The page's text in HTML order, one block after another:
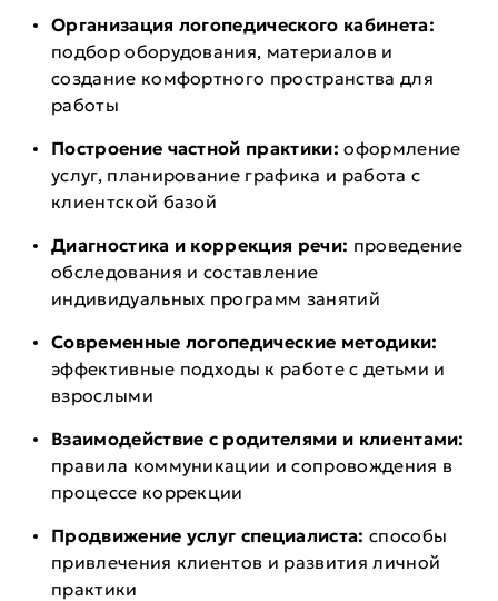
Организация логопедического кабинета:
подбор оборудования, материалов и
создание комфортного пространства для
работы
Построение частной практики: оформление
услуг, планирование графика и работа с
клиентской базой
Диагностика и коррекция речи: проведение
обследования и составление
индивидуальных программ занятий
Современные логопедические методики:
эффективные подходы к работе с детьми и
взрослыми
Взаимодействие с родителями и клиентами:
правила коммуникации и сопровождения в
процессе коррекции
Продвижение услуг специалиста: способы
привлечения клиентов и развития личной
практики